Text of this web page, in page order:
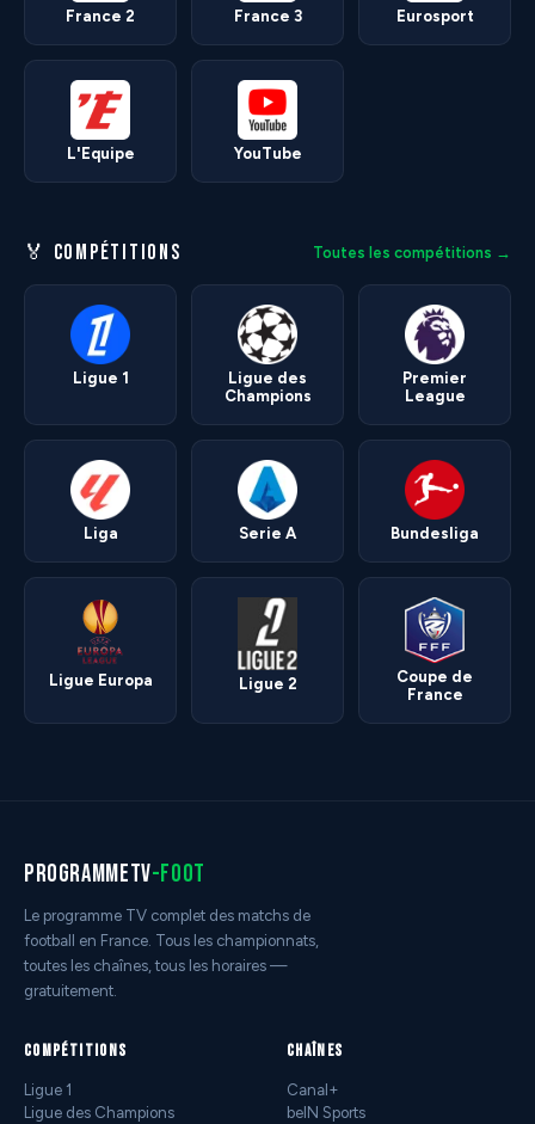
France 2 France 3 Eurosport
L'Equipe YouTube
🏅 COMPÉTITIONS Toutes les compétitions →
Ligue 1
Ligue des
Champions
Premier
League
Liga Serie A Bundesliga
Ligue Europa Ligue 2
Coupe de
France
programmetv-foot
Le programme TV complet des matchs de
football en France. Tous les championnats,
toutes les chaînes, tous les horaires —
gratuitement.
COMPÉTITIONS
Ligue 1
Ligue des Champions
CHAÎNES
Canal+
beIN Sports